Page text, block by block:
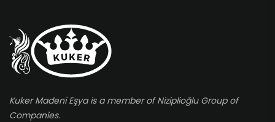
Kuker Madeni Eşya is a member of Niziplioğlu Group of
Companies.